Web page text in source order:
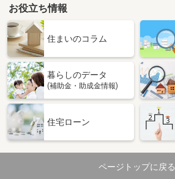
お役立ち情報
住まいのコラム
暮らしのデータ
(補助金・助成金情報)
住宅ローン
ページトップに戻る